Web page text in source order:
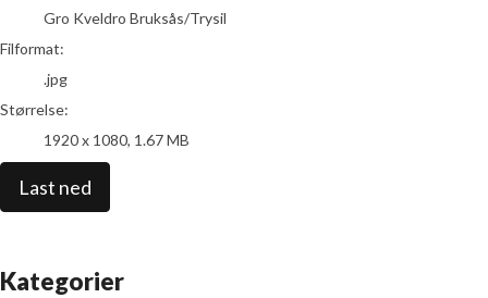
Gro Kveldro Bruksås/Trysil
Filformat:
.jpg
Størrelse:
1920 x 1080, 1.67 MB
Last ned
Kategorier